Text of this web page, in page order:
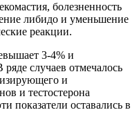
болезненность
либидо и уменьшение
реакции.
3-4% и
случаев отмечалось
и
и тестостерона
показатели оставались в